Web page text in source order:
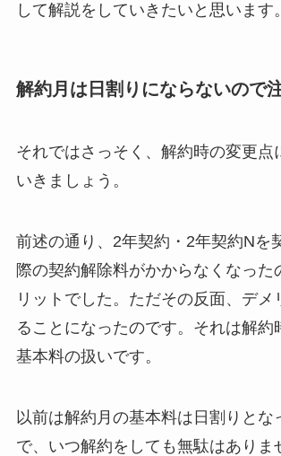
して解説をしていきたいと思います。
解約月は日割りにならないので
それではさっそく、解約時の変更点
いきましょう。
前述の通り、2年契約・2年契約Nを
際の契約解除料がかからなくなった
リットでした。ただその反面、デメ
ることになったのです。それは解約
基本料の扱いです。
以前は解約月の基本料は日割りとな
で、いつ解約をしても無駄はありま